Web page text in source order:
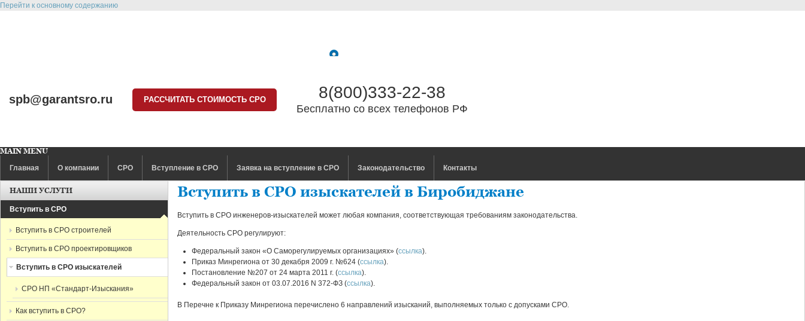
Перейти к основному содержанию
spb@garantsro.ru РАССЧИТАТЬ СТОИМОСТЬ СРО 8(800)333-22-38
Бесплатно со всех телефонов РФ
MAIN MENU
Главная
О компании СРО Вступление в СРО Заявка на вступление в СРО Законодательство Контакты
Вступить в СРО изыскателей в Биробиджане
Вступить в СРО инженеров-изыскателей может любая компания, соответствующая требованиям законодательства.
Деятельность СРО регулируют:
Федеральный закон «О Саморегулируемых организациях» (ссылка).
Приказ Минрегиона от 30 декабря 2009 г. №624 (ссылка).
Постановление №207 от 24 марта 2011 г. (ссылка).
Федеральный закон от 03.07.2016 N 372-ФЗ (ссылка).
В Перечне к Приказу Минрегиона перечислено 6 направлений изысканий, выполняемых только с допусками СРО.
НАШИ УСЛУГИ
Вступить в СРО
Вступить в СРО строителей
Вступить в СРО проектировщиков
Вступить в СРО изыскателей
СРО НП «Стандарт-Изыскания»
Как вступить в СРО?